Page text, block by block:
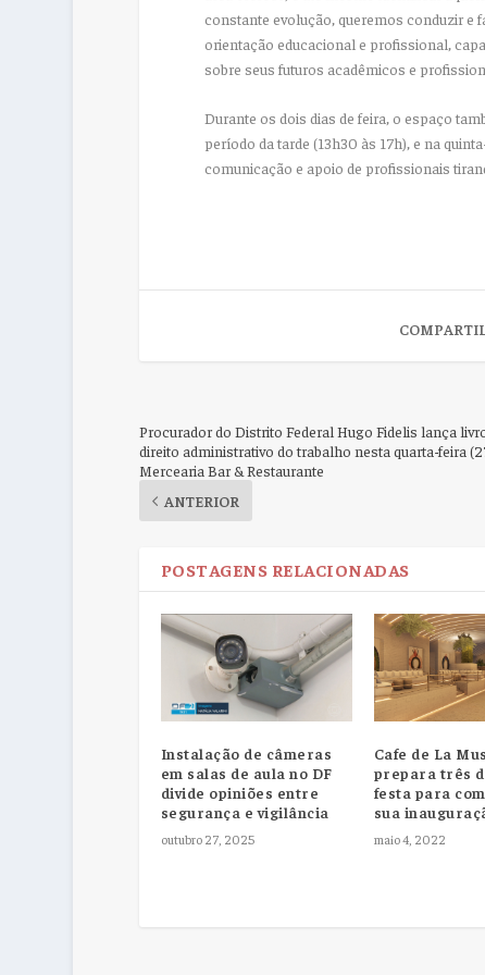
constante evolução, queremos conduzir e
orientação educacional e profissional,
sobre seus futuros acadêmicos e
Durante os dois dias de feira, o espaço
período da tarde (13h30 às 17h), e na
comunicação e apoio de profissionais
Procurador do Distrito Federal Hugo Fidelis lança
direito administrativo do trabalho nesta quarta-feira
Mercearia Bar & Restaurante
ANTERIOR
POSTAGENS RELACIONADAS
Instalação de câmeras
em salas de aula no DF
divide opiniões entre
segurança e vigilância
outubro 27, 2025
Cafe de La
prepara três
festa para
sua
maio 4, 2022